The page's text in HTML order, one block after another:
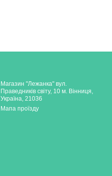
Магазин "Лежанка" вул.
Праведників світу, 10 м. Вінниця,
Україна, 21036
Мапа проїзду